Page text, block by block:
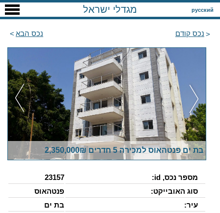
русский מגדלי ישראל
נכס קודם נכס הבא
בת ים פנטהאוס למכירה 5 חדרים 2,350,000₪
מספר נכס, id:
23157
סוג האובייקט:
פנטהאוס
עיר:
בת ים